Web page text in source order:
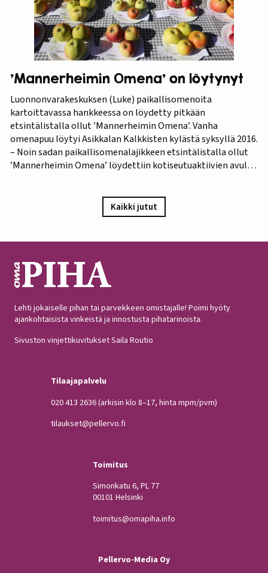
’Mannerheimin Omena’ on löytynyt
Luonnonvarakeskuksen (Luke) paikallisomenoita
kartoittavassa hankkeessa on löydetty pitkään
etsintälistalla ollut ’Mannerheimin Omena’. Vanha
omenapuu löytyi Asikkalan Kalkkisten kylästä syksyllä 2016.
– Noin sadan paikallisomenalajikkeen etsintälistalla ollut
’Mannerheimin Omena’ löydettiin kotiseutuaktiivien avulla.
vastaa Puutarha-lehden vuosien 1921 ja 1931 kuvauksia,
iloitsee tutkija Maarit Heinonen Lukesta.…
Kaikki jutut
Lehti jokaiselle pihan tai parvekkeen omistajalle! Poimi hyöty
ajankohtaisista vinkeistä ja innostusta pihatarinoista.
Sivuston vinjettikuvitukset Saila Routio
Tilaajapalvelu
020 413 2636(arkisin klo 8–17, hinta mpm/pvm)
tilaukset@pellervo.fi
Toimitus
Simonkatu 6, PL 77
00101 Helsinki
toimitus@omapiha.info
Pellervo-Media Oy